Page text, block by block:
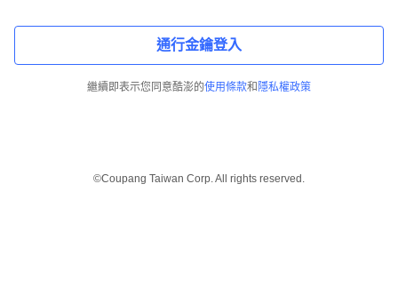
通行金鑰登入
繼續即表示您同意酷澎的使用條款和 隱私權政策
©Coupang Taiwan Corp. All rights reserved.